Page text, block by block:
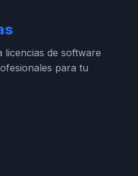
licencias de software
para tu